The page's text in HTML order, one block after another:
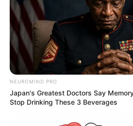
NEUROMIND PRO
Japan's Greatest Doctors Say
Stop Drinking These 3 Beverages